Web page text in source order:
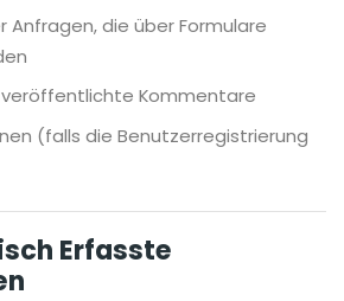
Anfragen, die über Formulare
Kommentare
(falls die Benutzerregistrierung
Erfasste